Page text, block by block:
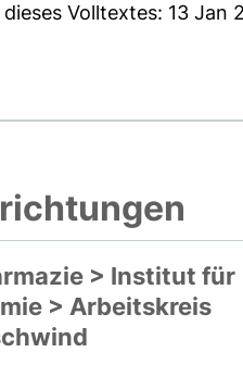
Volltextes: 13 Jan
> Institut für
> Arbeitskreis